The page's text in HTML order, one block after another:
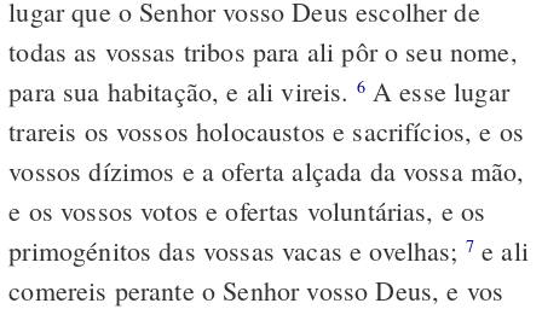
lugar que o Senhor vosso Deus escolher de
todas as vossas tribos para ali pôr o seu nome,
para sua habitação, e ali vireis. 6A esse lugar
trareis os vossos holocaustos e sacrifícios, e os
vossos dízimos e a oferta alçada da vossa mão,
e os vossos votos e ofertas voluntárias, e os
primogénitos das vossas vacas e ovelhas; 7e ali
comereis perante o Senhor vosso Deus, e vos